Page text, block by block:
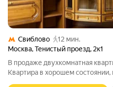
Свиблово
12 мин.
Москва,Тенистый проезд, 2к1
В продаже двухкомнатная
Квартира в хорошем